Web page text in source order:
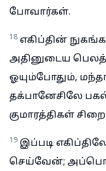
போவார்கள்.
18 எகிப்தின்
அதினுடைய
ஓயும்போதும்,
தக்பானேசிலே
குமாரத்திகள்
19 இப்படி
செய்வேன்;